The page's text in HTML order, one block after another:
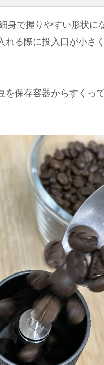
身で握りやすい形状に
れる際に投入口が小さ
を保存容器からすくっ